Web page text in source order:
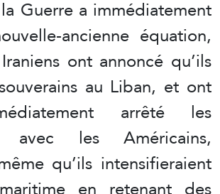
Guerre a immédiatement
ancienne équation,
ont annoncé qu’ils
au Liban, et ont
arrêté les
avec les Américains,
qu’ils intensifieraient